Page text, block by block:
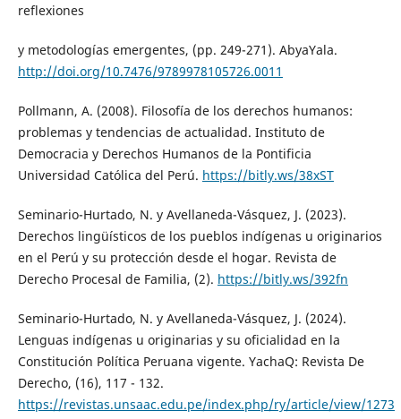
reflexiones
y metodologías emergentes, (pp. 249-271). AbyaYala.
http://doi.org/10.7476/9789978105726.0011
Pollmann, A. (2008). Filosofía de los derechos humanos:
problemas y tendencias de actualidad. Instituto de
Democracia y Derechos Humanos de la Pontificia
Universidad Católica del Perú. https://bitly.ws/38xST
Seminario-Hurtado, N. y Avellaneda-Vásquez, J. (2023).
Derechos lingüísticos de los pueblos indígenas u originarios
en el Perú y su protección desde el hogar. Revista de
Derecho Procesal de Familia, (2). https://bitly.ws/392fn
Seminario-Hurtado, N. y Avellaneda-Vásquez, J. (2024).
Lenguas indígenas u originarias y su oficialidad en la
Constitución Política Peruana vigente. YachaQ: Revista De
Derecho, (16), 117 - 132.
https://revistas.unsaac.edu.pe/index.php/ry/article/view/1273